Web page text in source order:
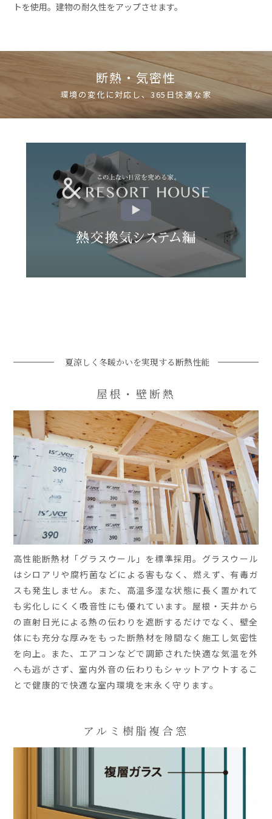
トを使用。建物の耐久性をアップさせます。
断熱・気密性
環境の変化に対応し、365日快適な家
夏涼しく冬暖かいを実現する断熱性能
屋根・壁断熱
高性能断熱材「グラスウール」を標準採用。グラスウール
はシロアリや腐朽菌などによる害もなく、燃えず、有毒ガ
スも発生しません。また、高温多湿な状態に長く置かれて
も劣化しにくく吸音性にも優れています。屋根・天井から
の直射日光による熱の伝わりを遮断するだけでなく、壁全
体にも充分な厚みをもった断熱材を隙間なく施工し気密性
を向上。また、エアコンなどで調節された快適な気温を外
へも逃がさず、室内外音の伝わりもシャットアウトするこ
とで健康的で快適な室内環境を末永く守ります。
アルミ樹脂複合窓